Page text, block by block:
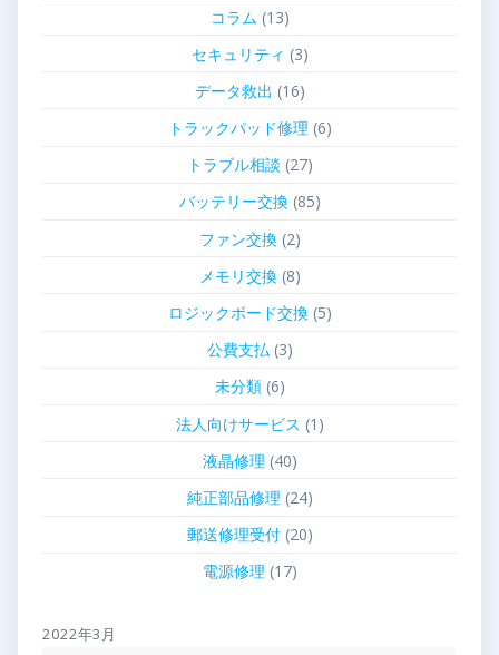
コラム (13)
セキュリティ (3)
データ救出 (16)
トラックパッド修理 (6)
トラブル相談 (27)
バッテリー交換(85)
ファン交換(2)
メモリ交換(8)
ロジックボード交換(5)
公費支払(3)
未分類(6)
法人向けサービス (1)
液晶修理 (40)
純正部品修理 (24)
郵送修理受付(20)
電源修理 (17)
2022年3月